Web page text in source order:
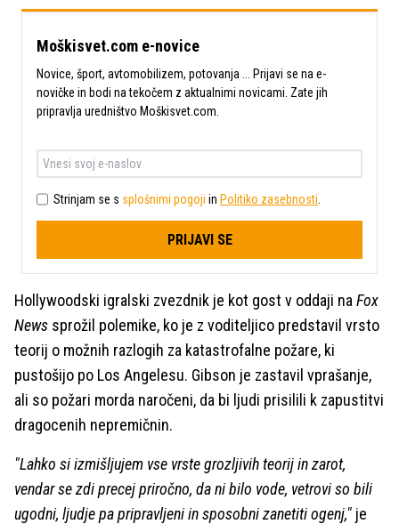
Moškisvet.com e-novice
Novice, šport, avtomobilizem, potovanja ... Prijavi se na e-
novičke in bodi na tekočem z aktualnimi novicami. Zate jih
pripravlja uredništvo Moškisvet.com.
Strinjam se s splošnimi pogoji in Politiko zasebnosti
PRIJAVI SE
Hollywoodski igralski zvezdnik je kot gost v oddaji na Fox
News sprožil polemike, ko je z voditeljico predstavil vrsto
teorij o možnih razlogih za katastrofalne požare, ki
pustošijo po Los Angelesu. Gibson je zastavil vprašanje,
ali so požari morda naročeni, da bi ljudi prisilili k zapustitvi
dragocenih nepremičnin.
"Lahko si izmišljujem vse vrste grozljivih teorij in zarot,
vendar se zdi precej priročno, da ni bilo vode, vetrovi so bili
ugodni, ljudje pa pripravljeni in sposobni zanetiti ogenj," je